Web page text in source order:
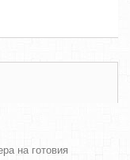
на готовия